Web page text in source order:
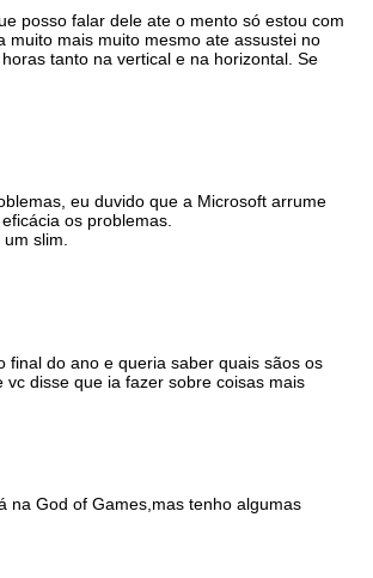
posso falar dele ate o mento só estou com
mais muito mesmo ate assustei no
tanto na vertical e na horizontal. Se
eu duvido que a Microsoft arrume
os problemas.
slim.
do ano e queria saber quais sãos os
disse que ia fazer sobre coisas mais
na God of Games,mas tenho algumas